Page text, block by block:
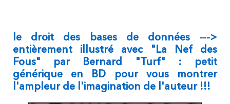
le droit des bases de données --->
entièrement illustré avec "La Nef des
Fous" par Bernard "Turf" : petit
générique en BD pour vous montrer
l'ampleur de l'imagination de l'auteur !!!